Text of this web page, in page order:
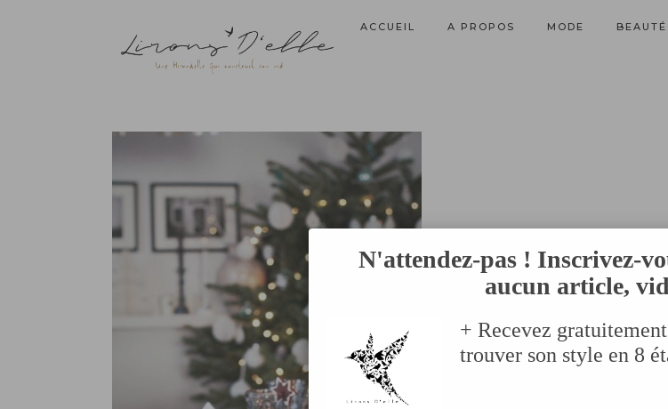
ACCUEIL A PROPOS MODE BEAUTÉ
N'attendez-pas ! Inscrivez-
aucun article,
+ Recevez
trouver son style en 8